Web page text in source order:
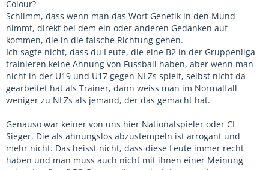
Colour?
Schlimm, dass wenn man das Wort Genetik in den Mund
nimmt, direkt bei dem ein oder anderen Gedanken auf
kommen, die in die falsche Richtung gehen.
Ich sagte nicht, dass du Leute, die eine B2 in der Gruppenliga
trainieren keine Ahnung von Fussball haben, aber wenn man
nicht in der U19 und U17 gegen NLZs spielt, selbst nicht da
gearbeitet hat als Trainer, dann weiss man im Normalfall
weniger zu NLZs als jemand, der das gemacht hat.
Genauso war keiner von uns hier Nationalspieler oder CL
Sieger. Die als ahnungslos abzustempeln ist arrogant und
mehr nicht. Das heisst nicht, dass diese Leute immer recht
haben und man muss auch nicht mít ihnen einer Meinung